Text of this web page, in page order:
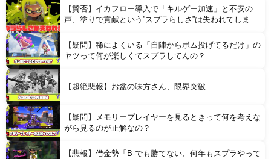
Powered by livedoor 相互RSS
【賛否】イカフロー導入で「キルゲー加速」と不安の
声、塗りで貢献という”スプラらしさ”は失われてしまう
【疑問】稀によくいる「自陣からボム投げてるだけ」の
ヤツって何が楽しくてスプラしてんの？
【超絶悲報】お盆の味方さん、限界突破
【疑問】メモリープレイヤーを見るときって何を考えな
がら見るのが正解なの？
【悲報】借金勢「B-でも勝てない、何年もスプラやって